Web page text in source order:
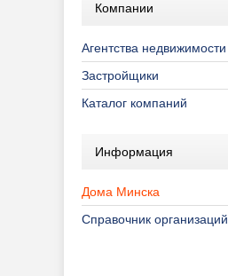
Компании
Агентства недвижимости
Застройщики
Каталог компаний
Информация
Дома Минска
Справочник организаций